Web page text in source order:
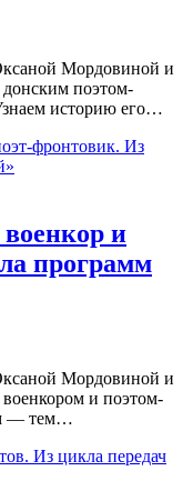
Мордовиной и
поэтом-
историю его…
и
программ
Мордовиной и
и поэтом-
— тем…